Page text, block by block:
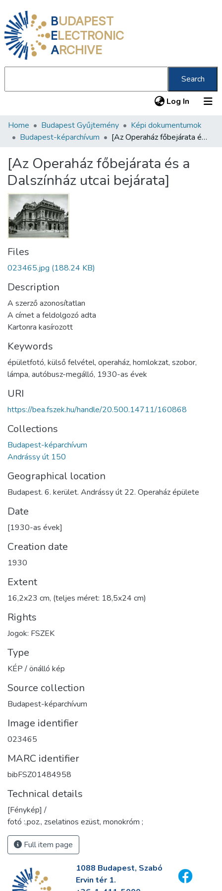
BUDAPEST
ELECTRONIC
ARCHIVE
Search
Log In (current)
Communities & Collections
Statistics
About us
Home Budapest Gyűjtemény
Képi dokumentumok
Budapest-képarchívum
[Az Operaház főbejárata és a Dalszínház utcai bejárata]
[Az Operaház főbejárata és a
Dalszínház utcai bejárata]
Files
023465.jpg (188.24 KB)
Description
A szerző azonosítatlan
A címet a feldolgozó adta
Kartonra kasírozott
Keywords
épületfotó, külső felvétel, operaház, homlokzat, szobor,
lámpa, autóbusz-megálló, 1930-as évek
URI
https://bea.fszek.hu/handle/20.500.14711/160868
Collections
Budapest-képarchívum
Andrássy út 150
Geographical location
Budapest. 6. kerület. Andrássy út 22. Operaház épülete
Date
[1930-as évek]
Creation date
1930
Extent
16,2x23 cm, (teljes méret: 18,5x24 cm)
Rights
Jogok: FSZEK
Type
KÉP / önálló kép
Source collection
Budapest-képarchívum
Image identifier
023465
MARC identifier
bibFSZ01484958
Technical details
[Fénykép] /
fotó :,poz., zselatinos ezüst, monokróm ;
Full item page
1088 Budapest, Szabó
Ervin tér 1.